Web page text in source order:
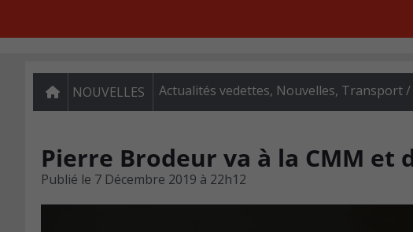
NOUVELLES Actualités vedettes, Nouvelles, Transport /
Pierre Brodeur va à la CMM et
Publié le 7 Décembre 2019 à 22h12